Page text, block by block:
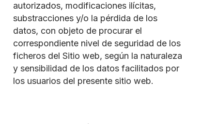
autorizados, modificaciones ilícitas,
substracciones y/o la pérdida de los
datos, con objeto de procurar el
correspondiente nivel de seguridad de los
ficheros del Sitio web, según la naturaleza
y sensibilidad de los datos facilitados por
los usuarios del presente sitio web.